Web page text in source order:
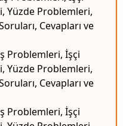
Yüzde Problemleri,
Cevapları ve
Problemleri, İşçi
Yüzde Problemleri,
Cevapları ve
Problemleri, İşçi